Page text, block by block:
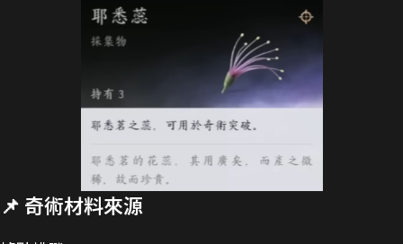
📌 奇術材料來源